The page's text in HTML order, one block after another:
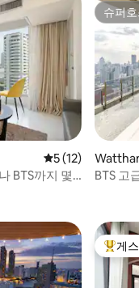
평점 5점(5점 만
5 (12)
BTS까지 몇
슈퍼
슈퍼
BTS 고
상위
게